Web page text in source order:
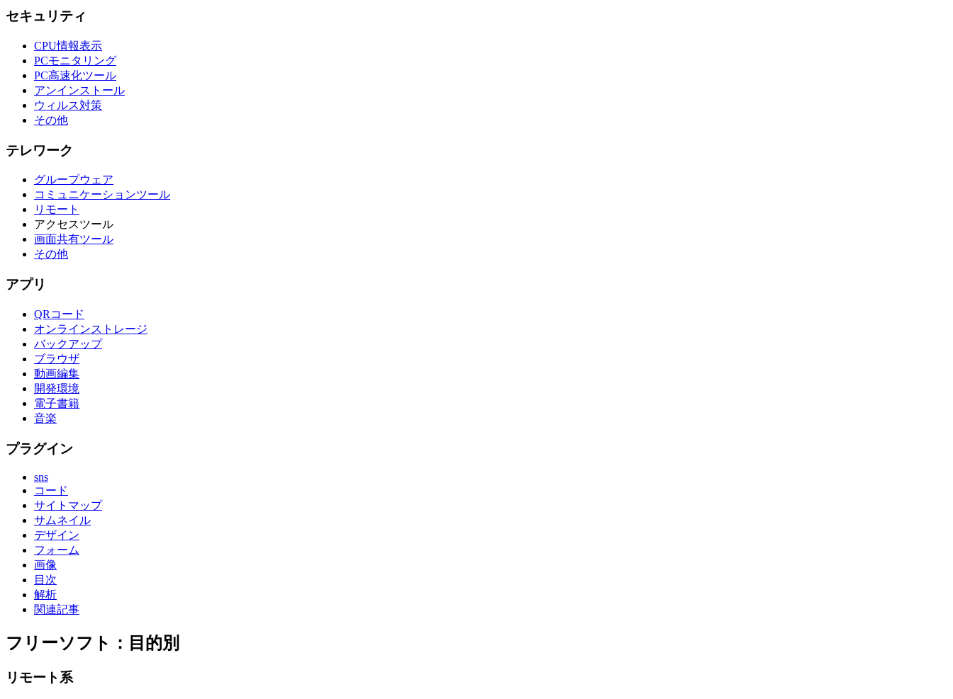
セキュリティ
CPU情報表示
PCモニタリング
PC高速化ツール
アンインストール
ウィルス対策
その他
テレワーク
グループウェア
コミュニケーションツール
リモート
アクセスツール
画面共有ツール
その他
アプリ
QRコード
オンラインストレージ
バックアップ
ブラウザ
動画編集
開発環境
電子書籍
音楽
プラグイン
sns
コード
サイトマップ
サムネイル
デザイン
フォーム
画像
目次
解析
関連記事
フリーソフト：目的別
リモート系